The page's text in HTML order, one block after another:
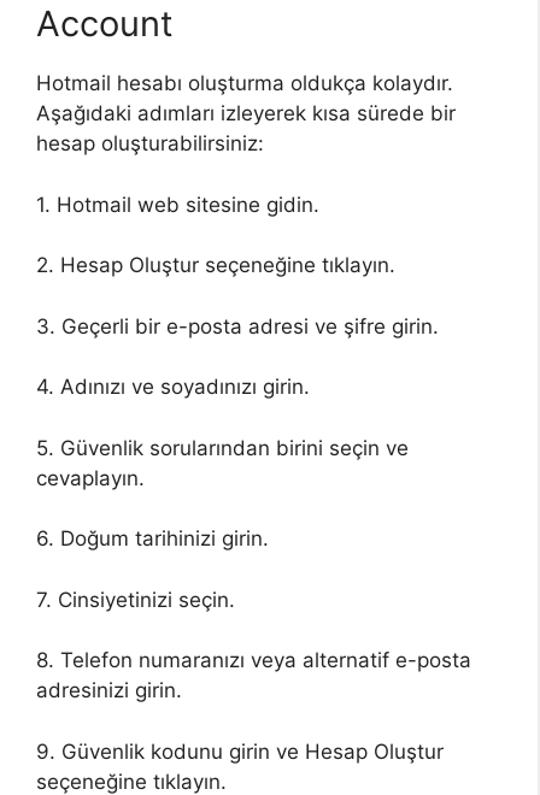
Account
Hotmail hesabı oluşturma oldukça kolaydır.
Aşağıdaki adımları izleyerek kısa sürede bir
hesap oluşturabilirsiniz:
1. Hotmail web sitesine gidin.
2. Hesap Oluştur seçeneğine tıklayın.
3. Geçerli bir e-posta adresi ve şifre girin.
4. Adınızı ve soyadınızı girin.
5. Güvenlik sorularından birini seçin ve
cevaplayın.
6. Doğum tarihinizi girin.
7. Cinsiyetinizi seçin.
8. Telefon numaranızı veya alternatif e-posta
adresinizi girin.
9. Güvenlik kodunu girin ve Hesap Oluştur
seçeneğine tıklayın.